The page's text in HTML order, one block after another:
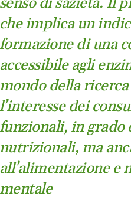
senso di sazietà. Il
che implica un
formazione di una
accessibile agli
mondo della
l’interesse dei
funzionali, in grado
nutrizionali, ma
all’alimentazione e
mentale